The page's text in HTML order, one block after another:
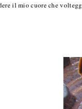
il mio cuore che